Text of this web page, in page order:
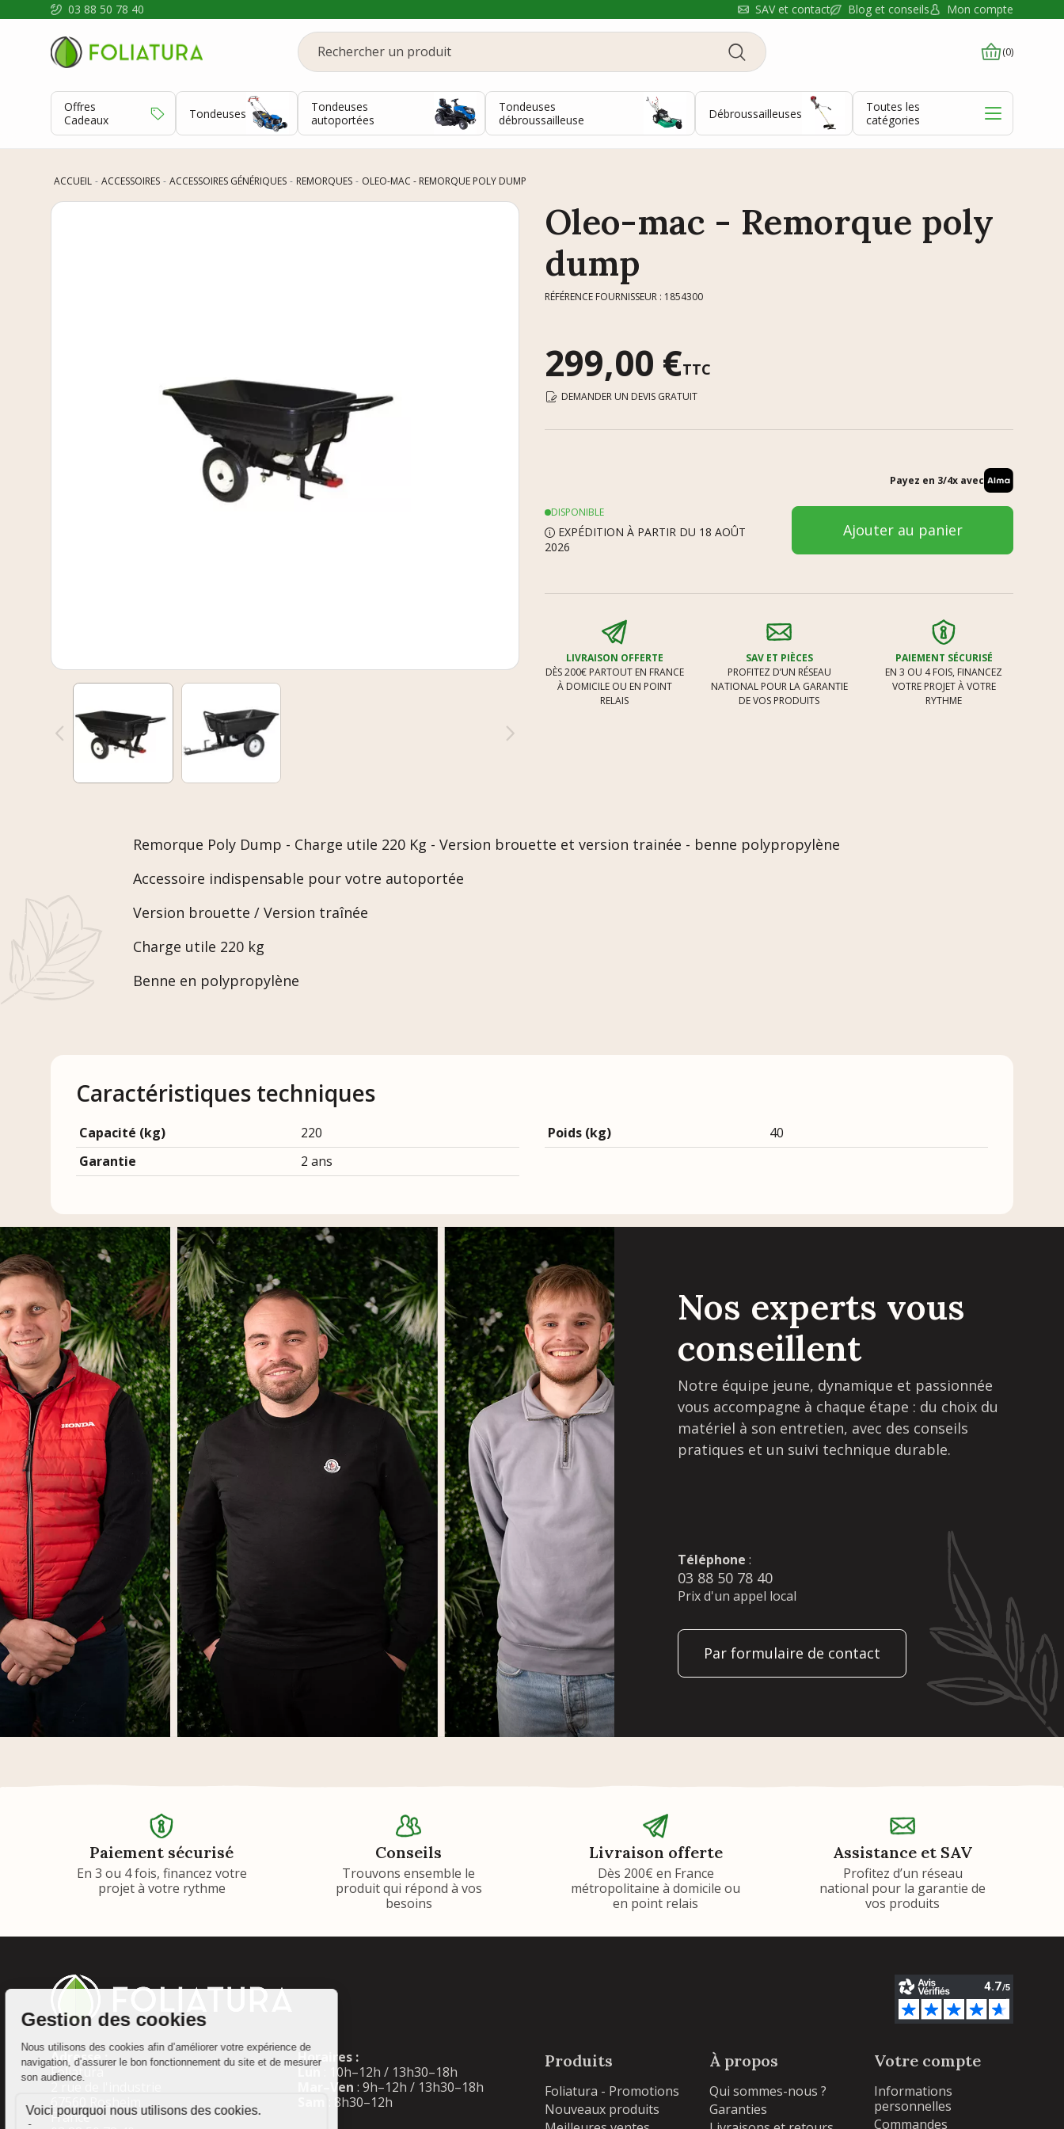
03 88 50 78 40 SAV et contact Blog et conseils Mon compte
(0)
Offres
Cadeaux
Tondeuses
Tondeuses
autoportées
Tondeuses
débroussailleuse
Débroussailleuses
Toutes les
catégories
ACCUEIL ACCESSOIRES ACCESSOIRES GÉNÉRIQUES REMORQUES OLEO-MAC - REMORQUE POLY DUMP
Oleo-mac - Remorque poly
dump
RÉFÉRENCE FOURNISSEUR : 1854300
299,00 €TTC
DEMANDER UN DEVIS GRATUIT
Payez en 3/4x avec
DISPONIBLE
EXPÉDITION À PARTIR DU 18 AOÛT
2026
Ajouter au panier
LIVRAISON OFFERTE
DÈS 200€ PARTOUT EN FRANCE
À DOMICILE OU EN POINT
RELAIS
SAV ET PIÈCES
PROFITEZ D’UN RÉSEAU
NATIONAL POUR LA GARANTIE
DE VOS PRODUITS
PAIEMENT SÉCURISÉ
EN 3 OU 4 FOIS, FINANCEZ
VOTRE PROJET À VOTRE
RYTHME
Remorque Poly Dump - Charge utile 220 Kg - Version brouette et version trainée - benne polypropylène
Accessoire indispensable pour votre autoportée
Version brouette / Version traînée
Charge utile 220 kg
Benne en polypropylène
Caractéristiques techniques
Capacité (kg) 220 Poids (kg)
40
Garantie
2 ans
Nos experts vous
conseillent
Notre équipe jeune, dynamique et passionnée
vous accompagne à chaque étape : du choix du
matériel à son entretien, avec des conseils
pratiques et un suivi technique durable.
Téléphone :
03 88 50 78 40
Prix d'un appel local
Par formulaire de contact
Paiement sécurisé
En 3 ou 4 fois, financez votre
projet à votre rythme
Conseils
Trouvons ensemble le
produit qui répond à vos
besoins
Livraison offerte
Dès 200€ en France
métropolitaine à domicile ou
en point relais
Assistance et SAV
Profitez d’un réseau
national pour la garantie de
vos produits
Adresse :
Foliatura
67560 Rosheim
France
Horaires :
: 10h–12h / 13h30–18h
Mar–Ven : 9h–12h / 13h30–18h
: 8h30–12h
Produits
Foliatura - Promotions
Nouveaux produits
À propos
Qui sommes-nous ?
Garanties
Votre compte
Informations
personnelles
Commandes